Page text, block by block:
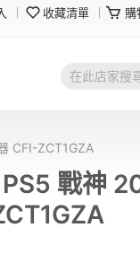
收藏清單 購
CFI-ZCT1GZA
PS5 戰神